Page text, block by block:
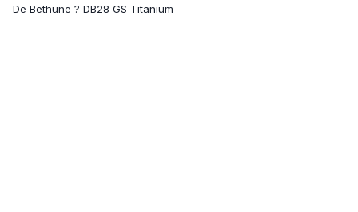
De Bethune ? DB28 GS Titanium